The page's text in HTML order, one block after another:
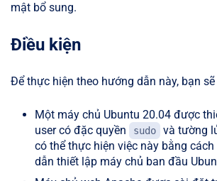
mật bổ sung.
Điều kiện
Để thực hiện theo hướng dẫn này, bạn sẽ
Một máy chủ Ubuntu 20.04 được
user có đặc quyền
sudo
và tường
có thể thực hiện việc này bằng
dẫn thiết lập máy chủ ban đầu